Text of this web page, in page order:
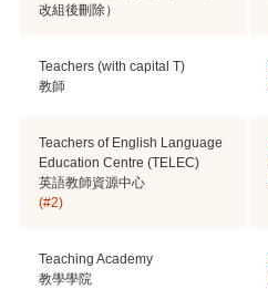
改組後刪除）
Teachers (with capital T)
教師
Teachers of English Language
Education Centre (TELEC)
英語教師資源中心
(#2)
Teaching Academy
教學學院